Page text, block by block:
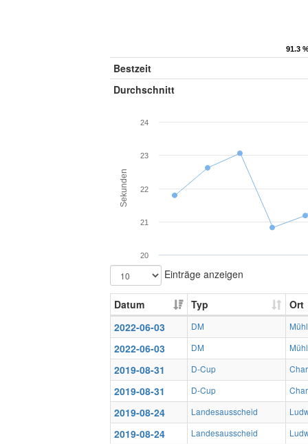
91.3
91.3
Bestzeit
Durchschnitt
Sekunden
20
21
22
23
24
Einträge anzeigen
Datum Typ
Ort
2022-06-03
DM
2022-06-03 DM
2019-08-31 D-Cup
2019-08-31 D-Cup
2019-08-24 Landesausscheid
2019-08-24 Landesausscheid